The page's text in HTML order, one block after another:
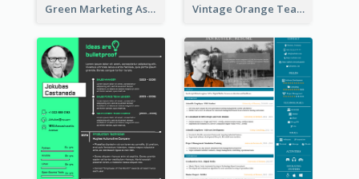
Green Marketing Assistant Resume Vintage Orange Teacher Resume